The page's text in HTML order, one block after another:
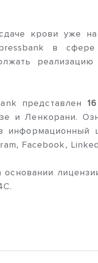
крови уже
в
представлен
и Ленкорани.
Facebook,
основании